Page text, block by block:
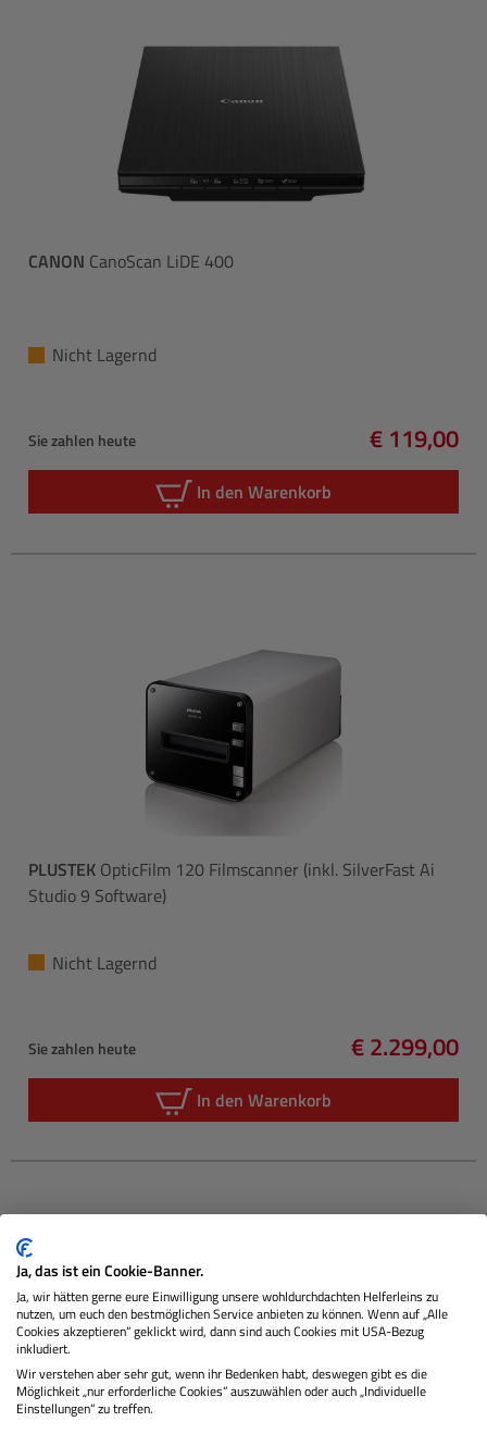
CANON CanoScan LiDE 400
Nicht Lagernd
Sie zahlen heute
Regulärer
€ 119,00
In den Warenkorb
PLUSTEK OpticFilm 120 Filmscanner (inkl. SilverFast Ai
Studio 9 Software)
Nicht Lagernd
Sie zahlen heute
Regulärer
€ 2.299,00
In den Warenkorb
Ja, das ist ein Cookie-Banner.
Ja, wir hätten gerne eure Einwilligung unsere wohldurchdachten Helferleins zu
nutzen, um euch den bestmöglichen Service anbieten zu können. Wenn auf „Alle
Cookies akzeptieren“ geklickt wird, dann sind auch Cookies mit USA-Bezug
inkludiert.
Wir verstehen aber sehr gut, wenn ihr Bedenken habt, deswegen gibt es die
Möglichkeit „nur erforderliche Cookies“ auszuwählen oder auch „Individuelle
Einstellungen“ zu treffen.